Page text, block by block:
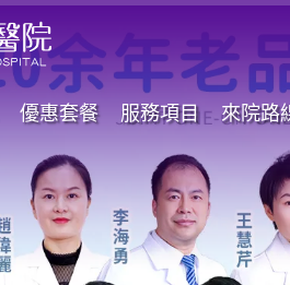
優惠套餐 服務項目 來院路